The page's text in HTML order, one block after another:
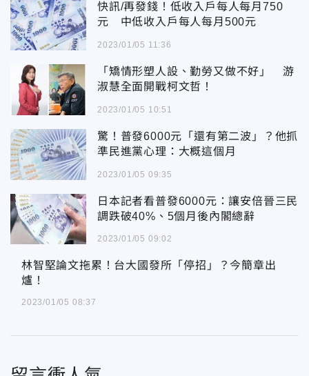
快訊/再發錢！低收入戶每人每月750
元 中低收入戶每人每月500元
2023/01/05 11:36
「矯情形塑人設、勤勞又做不好」 游
淑慧全面開戰柯文哲！
2023/01/05 10:51
驚！普發6000元「還有第二波」？他抓
準民進黨心理：大概這個月
2023/01/05 09:35
日本記者看普發6000元：讓安倍晉三民
調跌破40%、5個月後內閣總辭
2023/01/05 09:02
林智堅論文拖累！台大國發所「停招」？今簡章出
爐！
2023/01/05 08:37